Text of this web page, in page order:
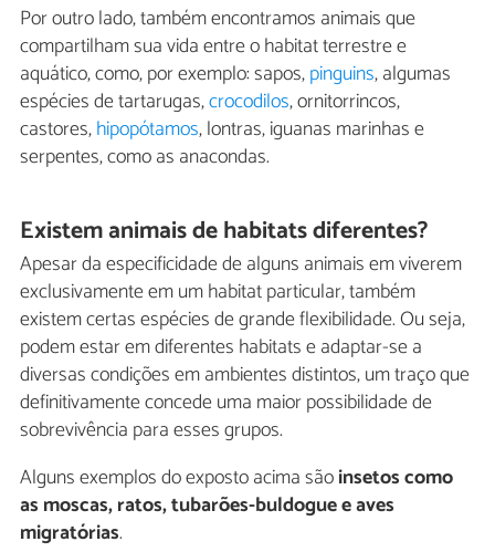
Por outro lado, também encontramos animais que
compartilham sua vida entre o habitat terrestre e
aquático, como, por exemplo: sapos,pinguins, algumas
espécies de tartarugas,crocodilos, ornitorrincos,
castores,hipopótamos, lontras, iguanas marinhas e
serpentes, como as anacondas.
Existem animais de habitats diferentes?
Apesar da especificidade de alguns animais em viverem
exclusivamente em um habitat particular, também
existem certas espécies de grande flexibilidade. Ou seja,
podem estar em diferentes habitats e adaptar-se a
diversas condições em ambientes distintos, um traço que
definitivamente concede uma maior possibilidade de
sobrevivência para esses grupos.
Alguns exemplos do exposto acima sãoinsetos como
as moscas, ratos, tubarões-buldogue e aves
migratórias.